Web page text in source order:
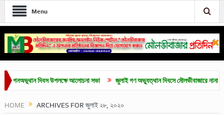
Menu
দিবস উপলক্ষে আলোচনা সভা জুলাই গণ অভ্যুত্থান দিবসে মৌলভীবাজারে নানা কর্মসূচি
HOME ARCHIVES FOR জুলাই ২৮, ২০২০